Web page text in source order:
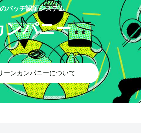
バッヂ認証システム
ンパニー
ーンカンパニーについて